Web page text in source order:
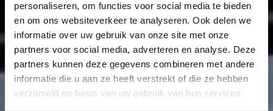
personaliseren, om functies voor social media te bieden
en om ons websiteverkeer te analyseren. Ook delen we
informatie over uw gebruik van onze site met onze
partners voor social media, adverteren en analyse. Deze
partners kunnen deze gegevens combineren met andere
informatie die u aan ze heeft verstrekt of die ze hebben
verzameld op basis van uw gebruik van hun services.